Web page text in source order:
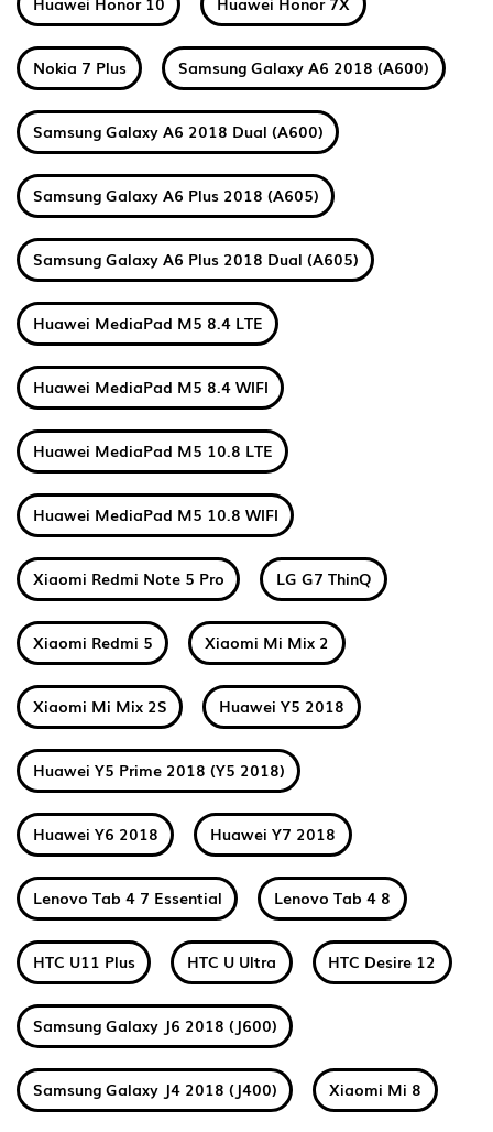
Nokia 7 Plus Samsung Galaxy A6 2018 (A600)
Samsung Galaxy A6 2018 Dual (A600)
Samsung Galaxy A6 Plus 2018 (A605)
Samsung Galaxy A6 Plus 2018 Dual (A605)
Huawei MediaPad M5 8.4 LTE
Huawei MediaPad M5 8.4 WIFI
Huawei MediaPad M5 10.8 LTE
Huawei MediaPad M5 10.8 WIFI
Xiaomi Redmi Note 5 Pro LG G7 ThinQ
Xiaomi Redmi 5 Xiaomi Mi Mix 2
Xiaomi Mi Mix 2S Huawei Y5 2018
Huawei Y5 Prime 2018 (Y5 2018)
Huawei Y6 2018 Huawei Y7 2018
Lenovo Tab 4 7 Essential Lenovo Tab 4 8
HTC U11 Plus HTC U Ultra HTC Desire 12
Samsung Galaxy J6 2018 (J600)
Samsung Galaxy J4 2018 (J400) Xiaomi Mi 8